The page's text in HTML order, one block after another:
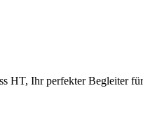
HT, Ihr perfekter Begleiter